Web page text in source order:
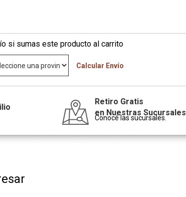
si sumas este producto al carrito
Calcular Envío
Retiro Gratis
en Nuestras Sucursales
Conocé las sucursales.